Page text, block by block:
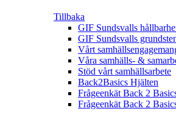
Tillbaka
GIF Sundsvalls
GIF Sundsvalls
Vårt
Våra samhälls- &
Stöd vårt samhällsarbete
Back2Basics Hjälten
Frågeenkät Back 2
Frågeenkät Back 2